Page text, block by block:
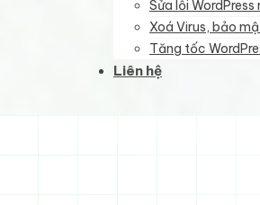
Sửa lỗi
Xoá Virus, bảo
Tăng tốc
Liên hệ